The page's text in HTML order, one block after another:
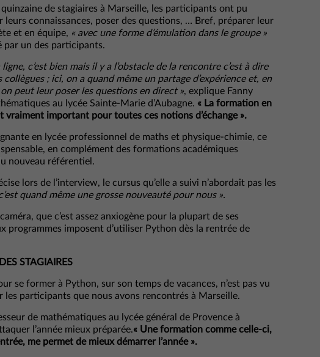
de stagiaires à Marseille, les participants ont pu
connaissances, poser des questions, … Bref, préparer leur
et en équipe, « avec une forme d’émulation dans le groupe »
par un des participants.
c’est bien mais il y a l’obstacle de la rencontre c’est à dire
collègues ; ici, on a quand même un partage d’expérience et, en
peut leur poser les questions en direct », explique Fanny
au lycée Sainte-Marie d’Aubagne. « La formation en
vraiment important pour toutes ces notions d’échange ».
en lycée professionnel de maths et physique-chimie, ce
en complément des formations académiques
nouveau référentiel.
lors de l’interview, le cursus qu’elle a suivi n’abordait pas les
quand même une grosse nouveauté pour nous ».
que c’est assez anxiogène pour la plupart de ses
programmes imposent d’utiliser Python dès la rentrée de
STAGIAIRES
se former à Python, sur son temps de vacances, n’est pas vu
les participants que nous avons rencontrés à Marseille.
de mathématiques au lycée général de Provence à
l’année mieux préparée.« Une formation comme celle-ci,
me permet de mieux démarrer l’année ».